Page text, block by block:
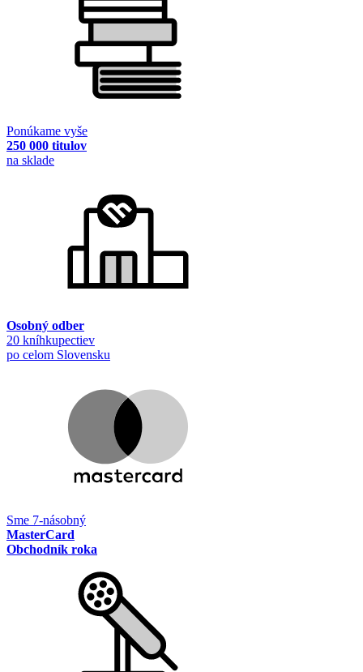
Ponúkame vyše
250 000 titulov
na sklade
Osobný odber
20 kníhkupectiev
po celom Slovensku
Sme 7-násobný
MasterCard
Obchodník roka